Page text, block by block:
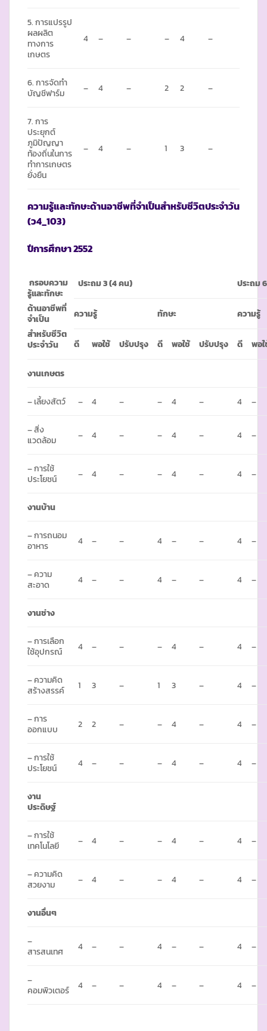
5. การแปรรูป
ผลผลิต
ทางการ
เกษตร
4 – – – 4 –
6. การจัดทำ
บัญชีฟาร์ม
– 4 – 2 2 –
7. การ
ประยุกต์
ภูมิปัญญา
ท้องถิ่นในการ
ทำการเกษตร
ยั่งยืน
– 4 – 1 3 –
ความรู้และทักษะด้านอาชีพที่จำเป็นสำหรับชีวิตประจำวัน
(ว4_103)
ปีการศึกษา2552
กรอบความ
รู้และทักษะ
ด้านอาชีพที่
จำเป็น
สำหรับชีวิต
ประจำวัน
ประถม 3(4 คน) ประถม
ความรู้ ทักษะ ความรู้
ดี พอใช้ ปรับปรุง ดี พอใช้ ปรับปรุง ดี พอ
งานเกษตร
– เลี้ยงสัตว์ – 4 – – 4 – 4 –
– สิ่ง
แวดล้อม
– 4 – – 4 – 4 –
– การใช้
ประโยชน์
– 4 – – 4 – 4 –
งานบ้าน
– การถนอม
อาหาร
4 – – 4 – – 4 –
– ความ
สะอาด
4 – – 4 – – 4 –
งานช่าง
– การเลือก
ใช้อุปกรณ์
4 – – – 4 – 4 –
– ความคิด
สร้างสรรค์
1 3 – 1 3 – 4 –
– การ
ออกแบบ
2 2 – – 4 – 4 –
– การใช้
ประโยชน์
4 – – – 4 – 4 –
งาน
ประดิษฐ์
– การใช้
เทคโนโลยี
– 4 – – 4 – 4 –
– ความคิด
สวยงาม
– 4 – – 4 – 4 –
งานอื่นๆ
–
สารสนเทศ
4 – – 4 – – 4 –
–
คอมพิวเตอร์
4 – – 4 – – 4 –